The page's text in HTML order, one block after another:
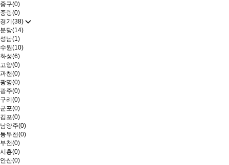
중구(0)
중랑(0)
경기(38)
분당(14)
성남(1)
수원(10)
화성(6)
고양(0)
과천(0)
광명(0)
광주(0)
구리(0)
군포(0)
김포(0)
남양주(0)
동두천(0)
부천(0)
시흥(0)
안산(0)